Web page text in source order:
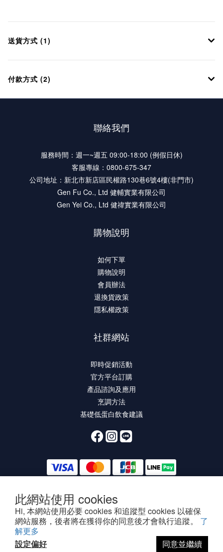
此網站使用 cookies
Hi, 本網站使用必要 cookies 和追蹤型 cookies 以確保
網站服務，後者將在獲得你的同意後才會執行追蹤。 了
解更多
設定偏好
同意並繼續
送貨方式 (1)
付款方式 (2)
聯絡我們
服務時間：週一~週五 09:00-18:00 (例假日休)
客服專線：0800-675-347
公司地址：新北市新店區民權路130巷6號4樓(非門市)
Gen Fu Co., Ltd 健輔實業有限公司
Gen Yei Co., Ltd 健禕實業有限公司
購物說明
如何下單
購物說明
會員辦法
退換貨政策
隱私權政策
社群網站
即時促銷活動
官方平台訂購
產品諮詢及應用
烹調方法
基礎低蛋白飲食建議
提醒您，我們不會主動以電話或簡訊方式通知變更付款方式。